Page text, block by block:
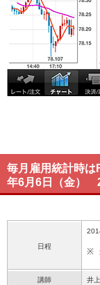
毎月雇用統計時は
年6月6日（金）
日程
※
講師 井